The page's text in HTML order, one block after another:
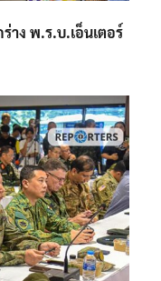
าง พ.ร.บ.เอ็นเตอร์